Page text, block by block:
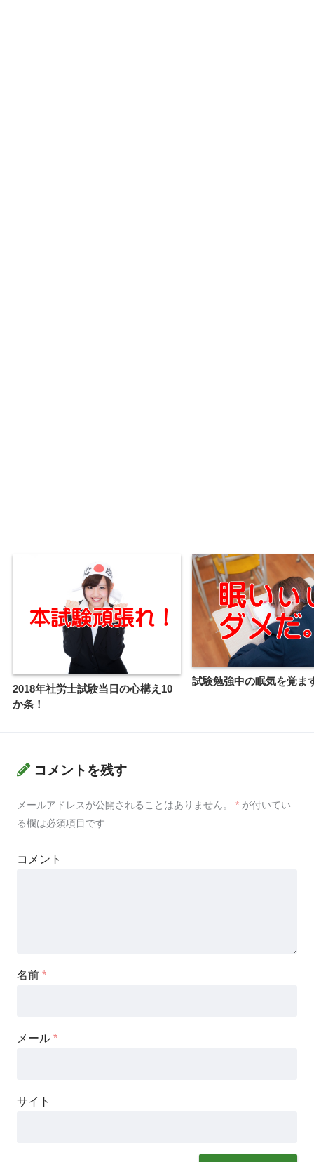
2018年社労士試験当日の心構え10
か条！
試験勉強中の眠気を覚ま
コメントを残す
メールアドレスが公開されることはありません。 * が付いてい
る欄は必須項目です
コメント
名前 *
メール *
サイト